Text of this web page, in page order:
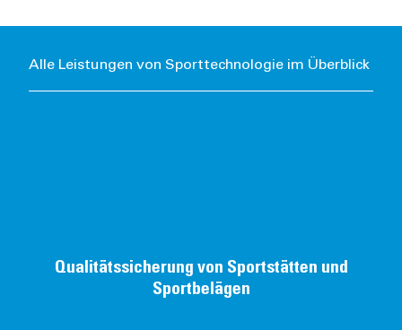
Alle Leistungen von Sporttechnologie im Überblick
Qualitätssicherung von Sportstätten und
Sportbelägen